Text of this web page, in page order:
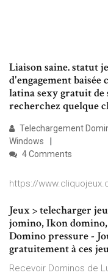
Liaison saine. statut
d'engagement
latina sexy gratuit de
recherchez quelque
Telechargement
Windows
4 Comments
https://
Jeux > telecharger
jomino, Ikon
Domino pressure -
gratuitement à ces
Recevoir Dominos de